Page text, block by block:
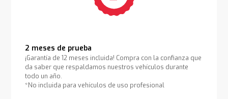
2 meses de prueba
¡Garantía de 12 meses incluida! Compra con la confianza que
da saber que respaldamos nuestros vehículos durante
todo un año.
*No incluida para vehículos de uso profesional